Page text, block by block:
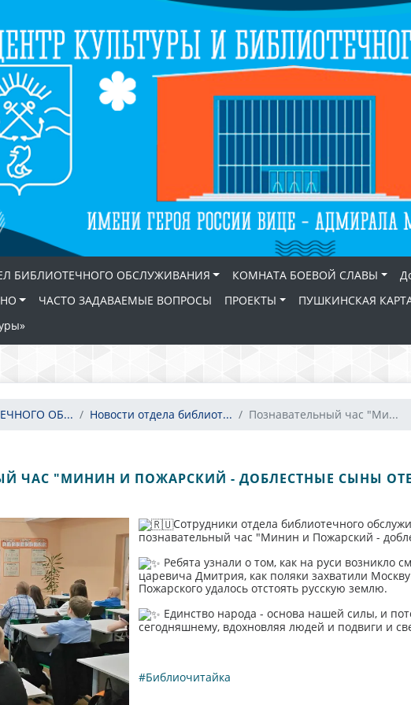
БИБЛИОТЕЧНОГО ОБСЛУЖИВАНИЯ КОМНАТА БОЕВОЙ СЛАВЫ
ЧАСТО ЗАДАВАЕМЫЕ ВОПРОСЫ ПРОЕКТЫ ПУШКИНСКАЯ
ОБ... Новости отдела библиот... Познавательный час "Ми...
ЧАС "МИНИН И ПОЖАРСКИЙ - ДОБЛЕСТНЫЕ СЫНЫ
Сотрудники отдела библиотечного
познавательный час "Минин и Пожарский -
Ребята узнали о том, как на руси возникло
царевича Дмитрия, как поляки захватили
Пожарского удалось отстоять русскую землю.
Единство народа - основа нашей силы, и
сегодняшнему, вдохновляя людей и подвиги и
#Библиочитайка